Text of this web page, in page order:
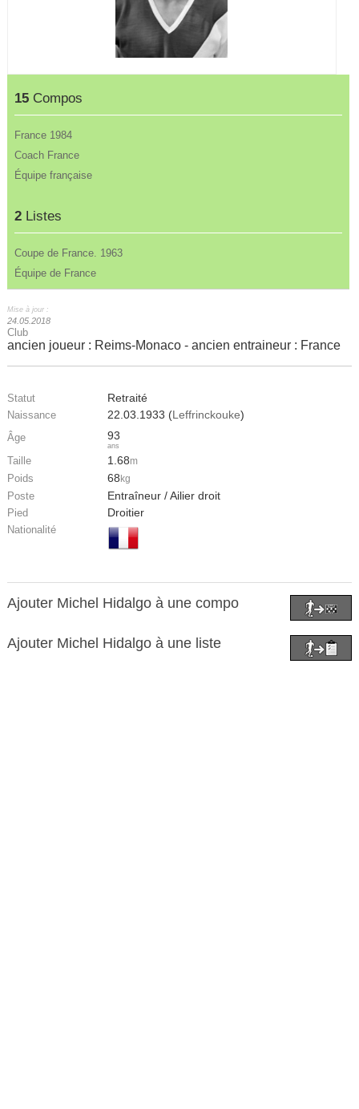
15 Compos
France 1984
Coach France
Équipe française
2 Listes
Coupe de France. 1963
Équipe de France
Mise à jour :
24.05.2018
Club
ancien joueur : Reims-Monaco - ancien entraineur : France
Statut Retraité
Naissance 22.03.1933 (Leffrinckouke)
Âge 93
ans
Taille 1.68m
Poids 68 kg
Poste Entraîneur / Ailier droit
Pied Droitier
Nationalité
Ajouter Michel Hidalgo à une compo
Ajouter Michel Hidalgo à une liste